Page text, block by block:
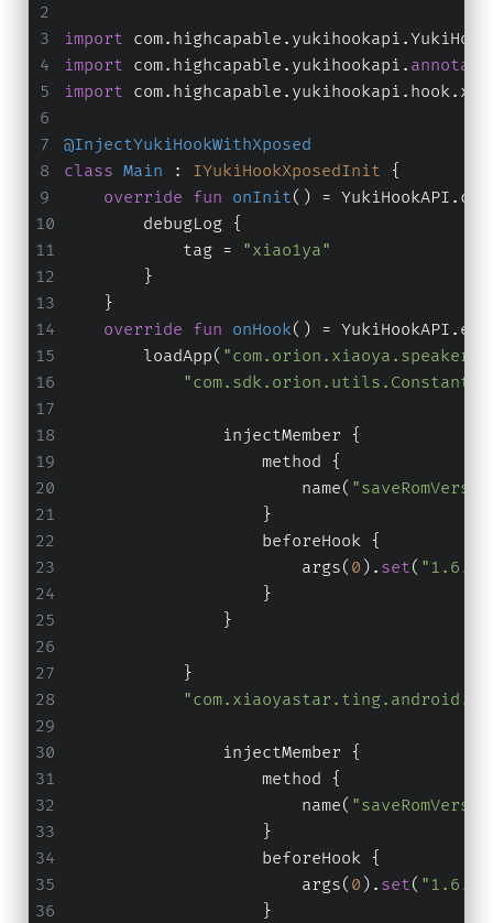
import
import com.highcapable.yukihookapi.
import
@InjectYukiHookWithXposed
class Main : IYukiHookXposedInit {
override fun onInit() =
        debugLog {
            tag =
"xiao1ya"
        }
    }
override fun onHook() =
        loadApp(
"com.sdk.orion.utils.Constant"
                injectMember {
                    method {
                        name(
                    }
                    beforeHook {
                        args(
0 ). set(
                    }
                }
            }
                injectMember {
                    method {
                        name(
                    }
                    beforeHook {
                        args(
0 ). set(
                    }